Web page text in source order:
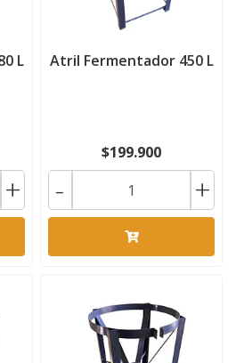
L
+
Atril Fermentador 450 L
$199.900
- +